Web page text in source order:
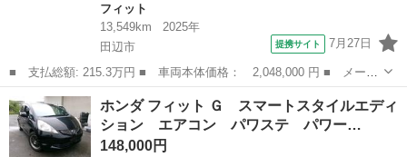
フィット
13,549km
2025年
田辺市
提携サイト 7月27日
■ 支払総額: 215.3万円 ■ 車両本体価格： 2,048,000 円 ■ メーカ
ー名： ホンダ ■ 車種名： フィット ■ グレード名： ｅ：ＨＥ
Ｖホームブラックスタイル Ｈｏｎｄａ認定中古車 修復歴なし Ｈ
ｏｎｄａ...
和歌山 田辺市 フィット
ホンダ フィット Ｇ スマートスタイルエディ
ション エアコン パワステ パワー…
148,000円